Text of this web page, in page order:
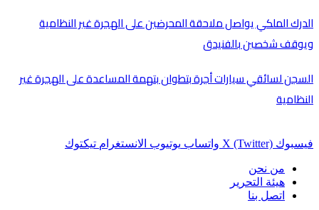
الدرك الملكي يواصل ملاحقة المحرضين على الهجرة غير النظامية
ويوقف شخصين بالفنيدق
السجن لسائقي سيارات أجرة بتطوان بتهمة المساعدة على الهجرة غير
النظامية
فيسبوك X (Twitter) واتساب يوتيوب الانستغرام تيكتوك
من نحن
هيئة التحرير
اتصل بنا